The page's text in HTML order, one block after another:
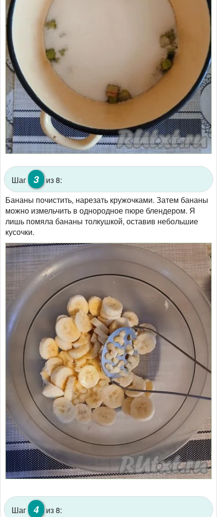
Шаг 3
из 8:
Бананы почистить, нарезать кружочками. Затем бананы
можно измельчить в однородное пюре блендером. Я
лишь помяла бананы толкушкой, оставив небольшие
кусочки.
Шаг 4 из 8: